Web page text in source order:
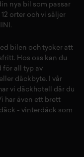
nya bil som passar
orter och vi säljer
.
bilen och tycker att
Hos oss kan du
för all typ av
eller däckbyte. I vår
vi däckhotell d är du
har även ett brett
- vinterdäck som